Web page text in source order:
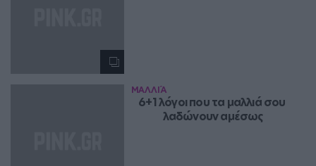
ΜΑΛΛΙΆ
6+1 λόγοι που τα μαλλιά σου
λαδώνουν αμέσως